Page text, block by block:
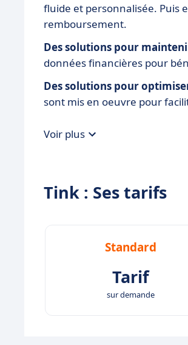
fluide et personnalisée. Puis
remboursement.
Des solutions pour
données financières pour
Des solutions pour
sont mis en oeuvre pour
Voir plus
Tink : Ses tarifs
Standard
Tarif
sur demande